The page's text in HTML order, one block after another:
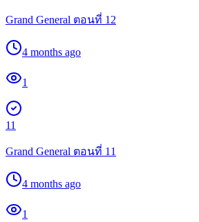
Grand General ตอนที่ 12
4 months ago
1
11
Grand General ตอนที่ 11
4 months ago
1